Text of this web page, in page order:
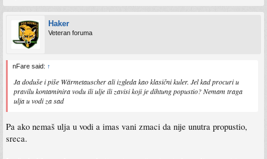
Haker
Veteran foruma
nFare said: ↑
Ja doduše i piše Wärmetauscher ali izgleda kao klasični kuler. Jel kad procuri u
pravilu kontaminira vodu ili ulje ili zavisi koji je dihtung popustio? Nemam traga
ulja u vodi za sad
Pa ako nemaš ulja u vodi a imas vani zmaci da nije unutra propustio,
sreca.